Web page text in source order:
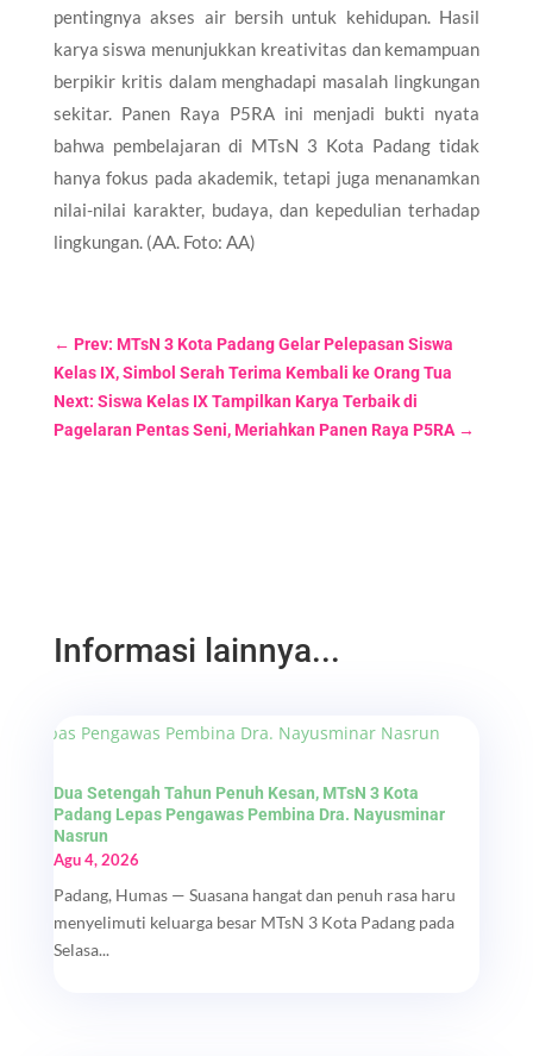
pentingnya akses air bersih untuk kehidupan. Hasil
karya siswa menunjukkan kreativitas dan kemampuan
berpikir kritis dalam menghadapi masalah lingkungan
sekitar. Panen Raya P5RA ini menjadi bukti nyata
bahwa pembelajaran di MTsN 3 Kota Padang tidak
hanya fokus pada akademik, tetapi juga menanamkan
nilai-nilai karakter, budaya, dan kepedulian terhadap
lingkungan. (AA. Foto: AA)
← Prev: MTsN 3 Kota Padang Gelar Pelepasan Siswa
Kelas IX, Simbol Serah Terima Kembali ke Orang Tua
Next: Siswa Kelas IX Tampilkan Karya Terbaik di
Pagelaran Pentas Seni, Meriahkan Panen Raya P5RA→
Informasi lainnya...
Dua Setengah Tahun Penuh Kesan, MTsN 3 Kota
Padang Lepas Pengawas Pembina Dra. Nayusminar
Nasrun
Agu 4, 2026
Padang, Humas — Suasana hangat dan penuh rasa haru
menyelimuti keluarga besar MTsN 3 Kota Padang pada
Selasa...